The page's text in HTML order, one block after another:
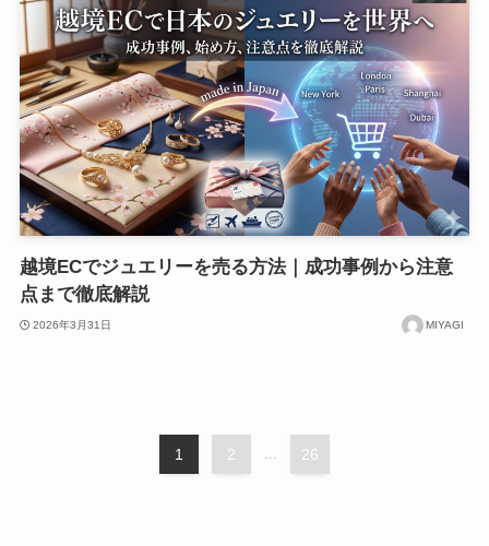
越境ECでジュエリーを売る方法｜成功事例から注意
点まで徹底解説
2026年3月31日 MIYAGI
1 2 26